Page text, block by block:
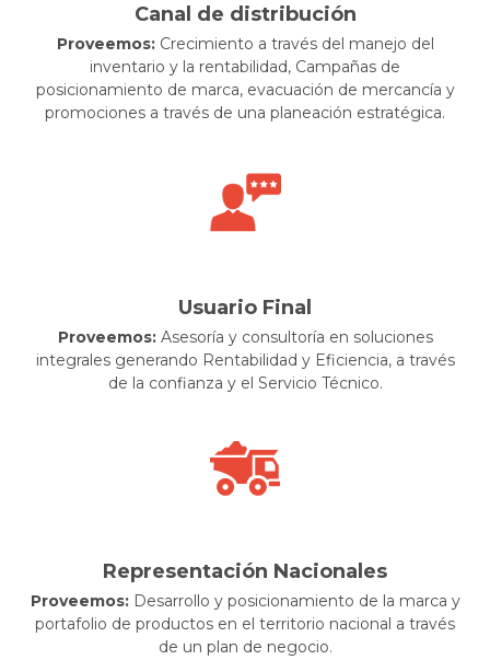
Canal de distribución
Proveemos:Crecimiento a través del manejo del
inventario y la rentabilidad, Campañas de
posicionamiento de marca, evacuación de mercancía y
promociones a través de una planeación estratégica.
Usuario Final
Proveemos:Asesoría y consultoría en soluciones
integrales generando Rentabilidad y Eficiencia, a través
de la confianza y el Servicio Técnico.
Representación Nacionales
Proveemos:Desarrollo y posicionamiento de la marca y
portafolio de productos en el territorio nacional a través
de un plan de negocio.